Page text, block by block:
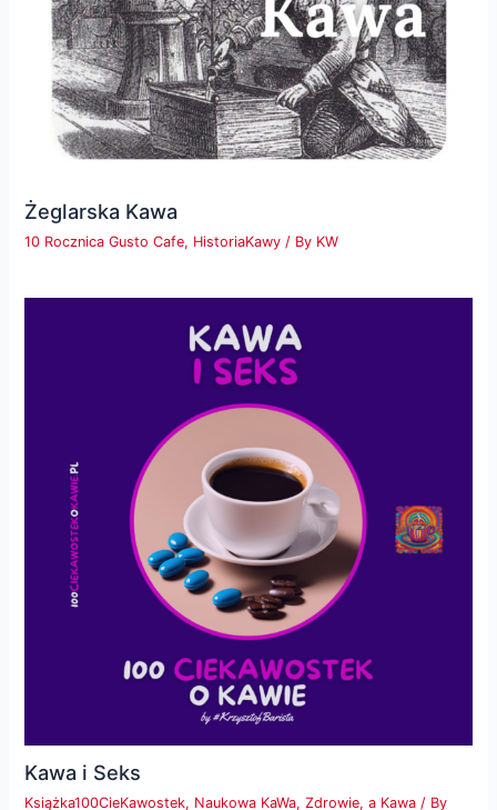
Żeglarska Kawa
10 Rocznica Gusto Cafe, HistoriaKawy / By KW
Kawa i Seks
Książka100CieKawostek, Naukowa KaWa,Zdrowie, a Kawa / By